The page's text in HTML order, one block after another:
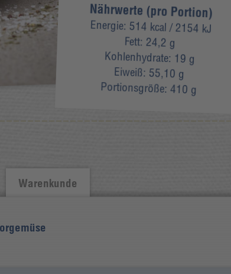
Nährwerte (pro Portion)
Energie: 514 kcal/ 2154 kJ
Fett: 24,2 g
Kohlenhydrate: 19 g
Eiweiß: 55,10 g
Portionsgröße: 410 g
Warenkunde